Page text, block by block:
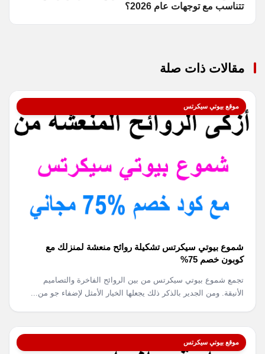
تتناسب مع توجهات عام 2026؟
مقالات ذات صلة
موقع بيوتي سيكرتس
شموع بيوتي سيكرتس تشكيلة روائح منعشة لمنزلك مع
كوبون خصم 75%
تجمع شموع بيوتي سيكرتس من بين الروائح الفاخرة والتصاميم
الأنيقة. ومن الجدير بالذكر ذلك يجعلها الخيار الأمثل لإضفاء جو من...
موقع بيوتي سيكرتس